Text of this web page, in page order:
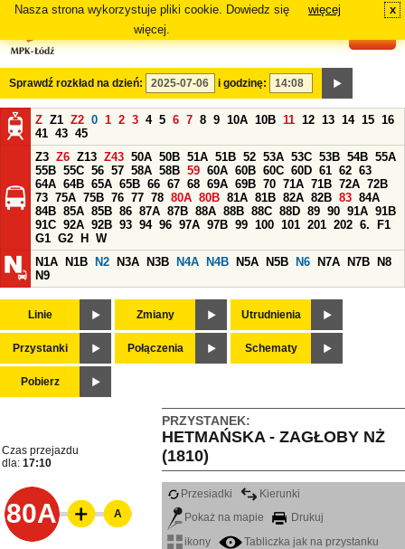
Nasza strona wykorzystuje pliki cookie. Dowiedz się
więcej.
więcej x
Sprawdź rozkład na dzień: i godzinę:
Z Z1 Z2 0 1 2 3 4 5 6 7 8 9 10A 10B 11 12 13 14 15 16
41 43 45
Z3 Z6 Z13 Z43 50A 50B 51A 51B 52 53A 53C 53B 54B 55A
55B 55C 56 57 58A 58B 59 60A 60B 60C 60D 61 62 63
64A 64B 65A 65B 66 67 68 69A 69B 70 71A 71B 72A 72B
73 75A 75B 76 77 78 80A 80B 81A 81B 82A 82B 83 84A
84B 85A 85B 86 87A 87B 88A 88B 88C 88D 89 90 91A 91B
91C 92A 92B 93 94 96 97A 97B 99 100 101 201 202 6.
F1
G1 G2 H
W
N1A
N1B N2 N3A N3B N4A N4B N5A N5B N6 N7A N7B
N8
N9
Linie Zmiany Utrudnienia
Przystanki Połączenia Schematy
Pobierz
PRZYSTANEK:
HETMAŃSKA - ZAGŁOBY NŻ
(1810)
Czas przejazdu
dla: 17:10
80A
Przesiadki
Kierunki
Pokaż na mapie
Drukuj
ikony
Tabliczka jak na przystanku
A